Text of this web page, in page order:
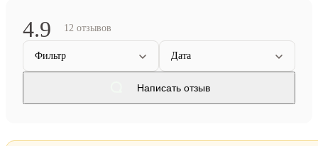
4.9 12 отзывов
Фильтр Дата
Написать отзыв